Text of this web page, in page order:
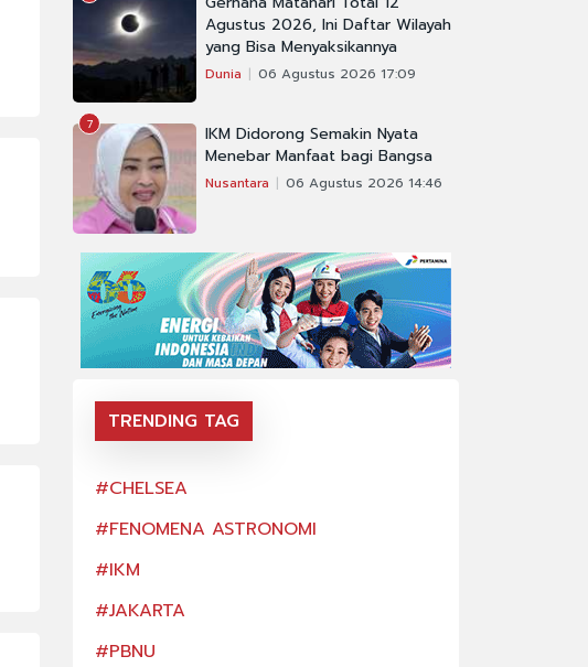
Agustus 2026, Ini Daftar Wilayah
yang Bisa Menyaksikannya
Dunia 06 Agustus 2026 17:09
7
IKM Didorong Semakin Nyata
Menebar Manfaat bagi Bangsa
Nusantara 06 Agustus 2026 14:46
TRENDING TAG
#CHELSEA
#FENOMENA ASTRONOMI
#IKM
#JAKARTA
#PBNU